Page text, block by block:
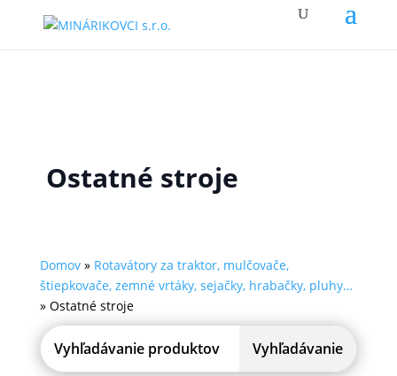
Ostatné stroje
Domov» Rotavátory za traktor, mulčovače,
štiepkovače, zemné vrtáky, sejačky, hrabačky, pluhy…
» Ostatné stroje